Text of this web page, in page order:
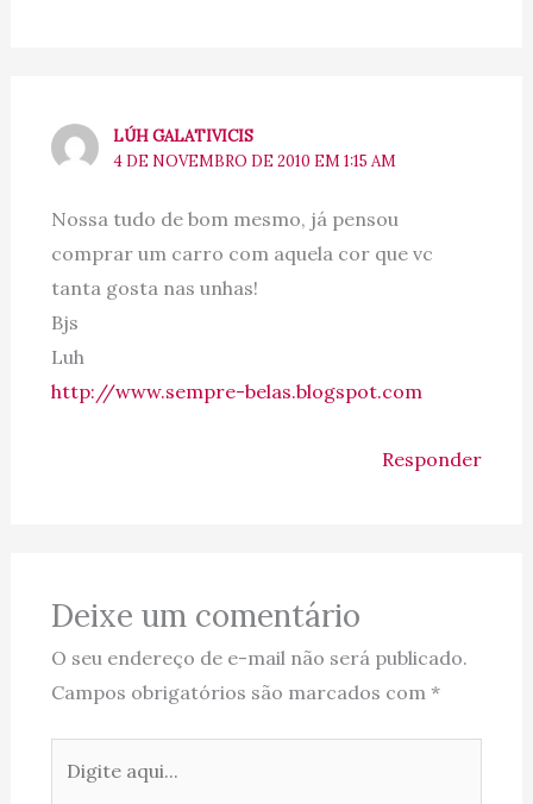
LÚH GALATIVICIS
4 DE NOVEMBRO DE 2010 EM 1:15 AM
Nossa tudo de bom mesmo, já pensou
comprar um carro com aquela cor que vc
tanta gosta nas unhas!
Bjs
Luh
http://www.sempre-belas.blogspot.com
Responder
Deixe um comentário
O seu endereço de e-mail não será publicado.
Campos obrigatórios são marcados com *
aqui...